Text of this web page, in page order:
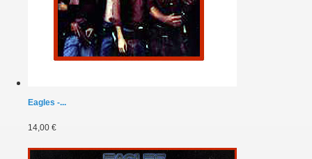
Eagles -...
14,00 €